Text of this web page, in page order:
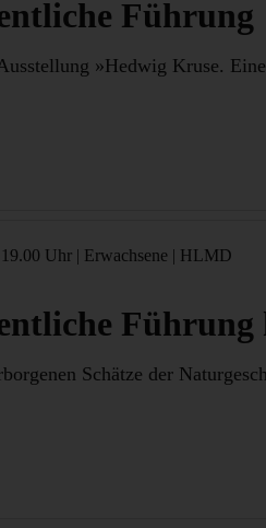
Führung
»Hedwig Kruse.
Uhr | Erwachsene | HLMD
Führung
Schätze der